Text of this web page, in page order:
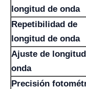
longitud de onda
Repetibilidad de
longitud de onda
Ajuste de
onda
Precisión